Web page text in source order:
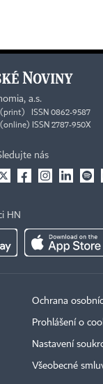
a.s.
(print) ISSN 0862-9587
ISSN 2787-950X
nás
HN
Ochrana
Prohlášení o
Nastavení
Všeobecné